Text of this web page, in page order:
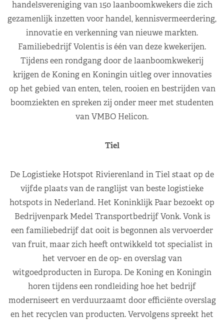
handelsvereniging van 150 laanboomkwekers die zich
gezamenlijk inzetten voor handel, kennisvermeerdering,
innovatie en verkenning van nieuwe markten.
Familiebedrijf Volentis is één van deze kwekerijen.
Tijdens een rondgang door de laanboomkwekerij
krijgen de Koning en Koningin uitleg over innovaties
op het gebied van enten, telen, rooien en bestrijden van
boomziekten en spreken zij onder meer met studenten
van VMBO Helicon.
Tiel
De Logistieke Hotspot Rivierenland in Tiel staat op de
vijfde plaats van de ranglijst van beste logistieke
hotspots in Nederland. Het Koninklijk Paar bezoekt op
Bedrijvenpark Medel Transportbedrijf Vonk. Vonk is
een familiebedrijf dat ooit is begonnen als vervoerder
van fruit, maar zich heeft ontwikkeld tot specialist in
het vervoer en de op- en overslag van
witgoedproducten in Europa. De Koning en Koningin
horen tijdens een rondleiding hoe het bedrijf
moderniseert en verduurzaamt door efficiënte overslag
en het recyclen van producten. Vervolgens spreekt het